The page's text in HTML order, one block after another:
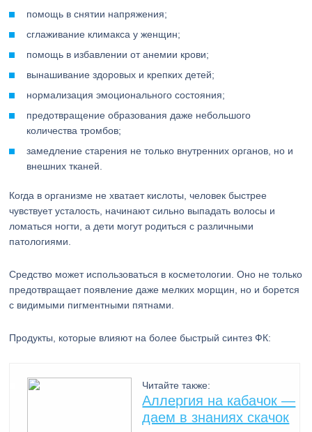
помощь в снятии напряжения;
сглаживание климакса у женщин;
помощь в избавлении от анемии крови;
вынашивание здоровых и крепких детей;
нормализация эмоционального состояния;
предотвращение образования даже небольшого
количества тромбов;
замедление старения не только внутренних органов, но и
внешних тканей.
Когда в организме не хватает кислоты, человек быстрее
чувствует усталость, начинают сильно выпадать волосы и
ломаться ногти, а дети могут родиться с различными
патологиями.
Средство может использоваться в косметологии. Оно не только
предотвращает появление даже мелких морщин, но и борется
с видимыми пигментными пятнами.
Продукты, которые влияют на более быстрый синтез ФК:
Читайте также:
Аллергия на кабачок —
даем в знаниях скачок